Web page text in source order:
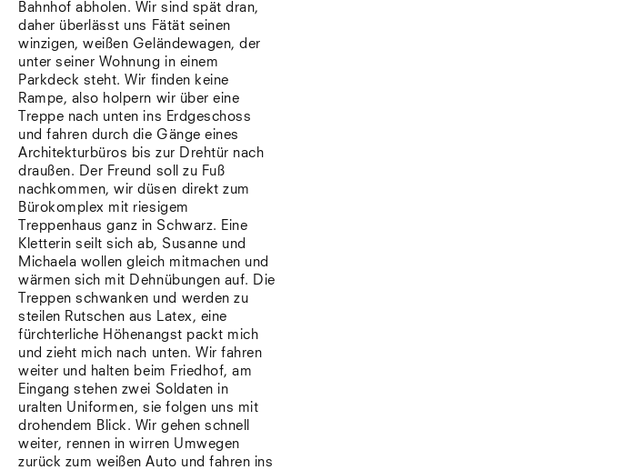
Bahnhof abholen. Wir sind spät dran,
daher überlässt uns Fätät seinen
winzigen, weißen Geländewagen, der
unter seiner Wohnung in einem
Parkdeck steht. Wir finden keine
Rampe, also holpern wir über eine
Treppe nach unten ins Erdgeschoss
und fahren durch die Gänge eines
Architekturbüros bis zur Drehtür nach
draußen. Der Freund soll zu Fuß
nachkommen, wir düsen direkt zum
Bürokomplex mit riesigem
Treppenhaus ganz in Schwarz. Eine
Kletterin seilt sich ab, Susanne und
Michaela wollen gleich mitmachen und
wärmen sich mit Dehnübungen auf. Die
Treppen schwanken und werden zu
steilen Rutschen aus Latex, eine
fürchterliche Höhenangst packt mich
und zieht mich nach unten. Wir fahren
weiter und halten beim Friedhof, am
Eingang stehen zwei Soldaten in
uralten Uniformen, sie folgen uns mit
drohendem Blick. Wir gehen schnell
weiter, rennen in wirren Umwegen
zurück zum weißen Auto und fahren ins